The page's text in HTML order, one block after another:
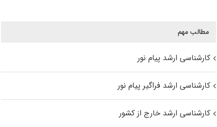
مطالب مهم
کارشناسی ارشد پیام نور
کارشناسی ارشد فراگیر پیام نور
کارشناسی ارشد خارج از کشور